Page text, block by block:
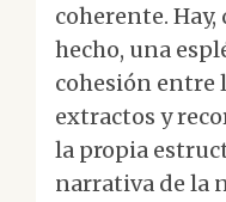
coherente. Hay,
hecho, una
cohesión entre
extractos y
la propia
narrativa de la